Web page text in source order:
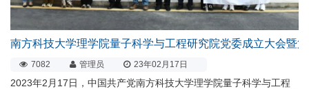
南方科技大学理学院量子科学与工程研究院党委成立大会暨
7082 管理员 23年02月17日
2023年2月17日，中国共产党南方科技大学理学院量子科学与工程